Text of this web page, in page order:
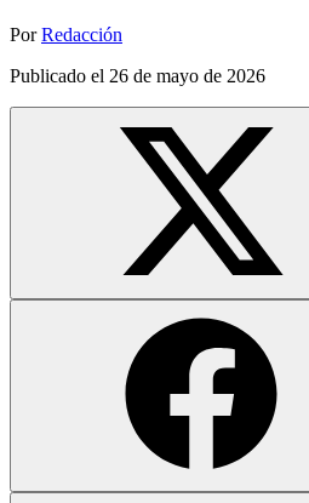
Por Redacción
Publicado el 26 de mayo de 2026